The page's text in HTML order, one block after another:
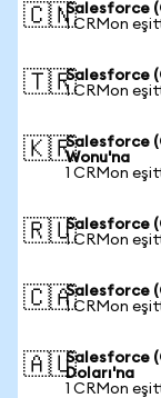
🇨🇳Salesforce
1 CRMon
🇹🇷Salesforce
1 CRMon
🇰🇷Salesforce
Wonu'na
1 CRMon
🇷🇺Salesforce
1 CRMon
🇨🇦Salesforce
1 CRMon
🇦🇺Salesforce
Doları'na
1 CRMon